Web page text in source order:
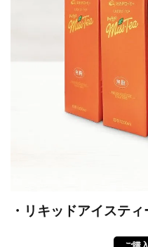
・リキッドアイステ